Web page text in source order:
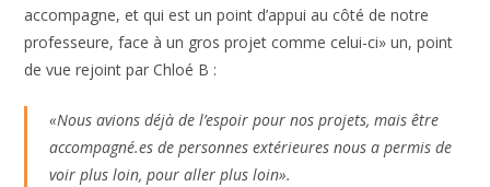
accompagne, et qui est un point d’appui au côté de notre
professeure, face à un gros projet comme celui-ci» un, point
de vue rejoint par Chloé B :
«Nous avions déjà de l’espoir pour nos projets, mais être
accompagné.es de personnes extérieures nous a permis de
voir plus loin, pour aller plus loin».